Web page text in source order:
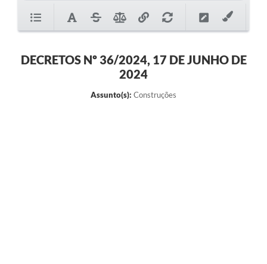
DECRETOS Nº 36/2024, 17 DE JUNHO DE
2024
Assunto(s): Construções